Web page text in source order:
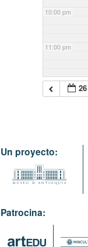
10:00 pm
11:00 pm
Un proyecto:
Patrocina: